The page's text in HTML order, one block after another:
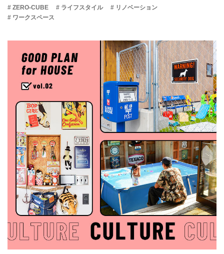
# ZERO-CUBE # ライフスタイル
# リノベーション
# ワークスペース